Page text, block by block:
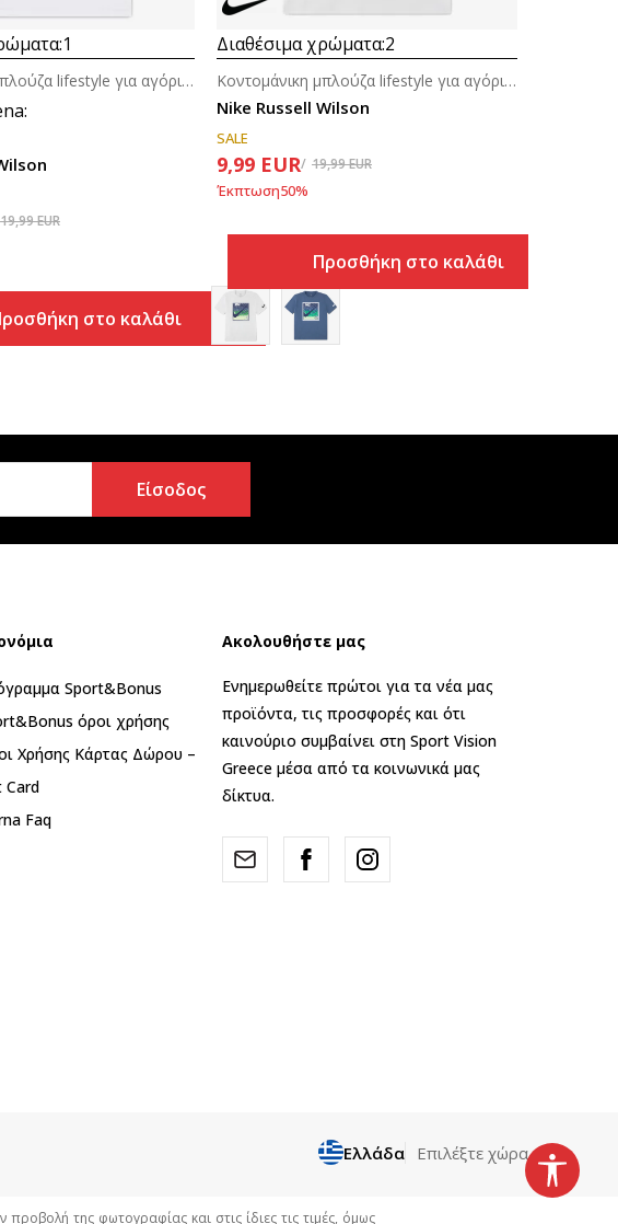
1
:
Κοντομάνικη μπλούζα lifestyle για αγόρια (8-14ε.)
19,99EUR
στο καλάθι
Διαθέσιμα χρώματα:2
Nike Russell Wilson
Κοντομάνικη μπλούζα lifestyle για αγόρια (8-14ε.)
SALE
9,99 EUR 19,99EUR
Έκπτωση50%
Προσθήκη στο καλάθι
Είσοδος
Sport&Bonus
όροι χρήσης
Χρήσης Κάρτας Δώρου –
Card
Faq
Ακολουθήστε μας
Ενημερωθείτε πρώτοι για τα νέα μας
προϊόντα, τις προσφορές και ότι
καινούριο συμβαίνει στη Sport Vision
Greece μέσα από τα κοινωνικά μας
δίκτυα.
Ελλάδα Επιλέξτε χώρα
της φωτογραφίας και στις ίδιες τις τιμές, όμως